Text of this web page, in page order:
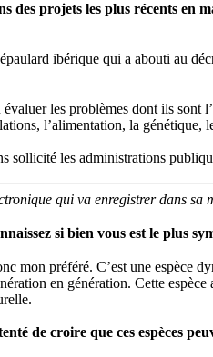
des projets les plus récents en
ibérique qui a abouti au
les problèmes dont ils
l’alimentation, la génétique,
sollicité les administrations
qui va enregistrer dans sa
si bien vous est le plus
mon préféré. C’est une espèce
en génération. Cette
de croire que ces espèces